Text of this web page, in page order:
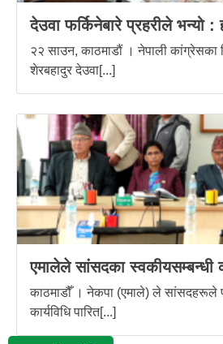
देउवा फर्किनेबारे प्रहरीले भन्यो :
२२ साउन, काठमाडौं । नेपाली कांग्रेसका
शेरबहादुर देउवा[...]
एमालेले सांसदका स्वकीयसम्बन्धी
काठमाडौँ । नेकपा (एमाले) ले सांसदहरूले
कार्यविधि पारित[...]